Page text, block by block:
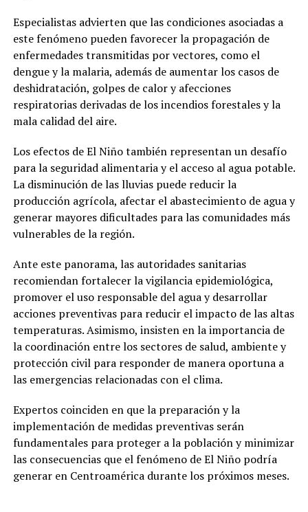
Especialistas advierten que las condiciones asociadas a
este fenómeno pueden favorecer la propagación de
enfermedades transmitidas por vectores, como el
dengue y la malaria, además de aumentar los casos de
deshidratación, golpes de calor y afecciones
respiratorias derivadas de los incendios forestales y la
mala calidad del aire.
Los efectos de El Niño también representan un desafío
para la seguridad alimentaria y el acceso al agua potable.
La disminución de las lluvias puede reducir la
producción agrícola, afectar el abastecimiento de agua y
generar mayores dificultades para las comunidades más
vulnerables de la región.
Ante este panorama, las autoridades sanitarias
recomiendan fortalecer la vigilancia epidemiológica,
promover el uso responsable del agua y desarrollar
acciones preventivas para reducir el impacto de las altas
temperaturas. Asimismo, insisten en la importancia de
la coordinación entre los sectores de salud, ambiente y
protección civil para responder de manera oportuna a
las emergencias relacionadas con el clima.
Expertos coinciden en que la preparación y la
implementación de medidas preventivas serán
fundamentales para proteger a la población y minimizar
las consecuencias que el fenómeno de El Niño podría
generar en Centroamérica durante los próximos meses.